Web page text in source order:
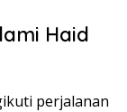
Haid
perjalanan